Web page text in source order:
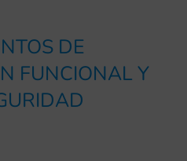
DE
FUNCIONAL Y